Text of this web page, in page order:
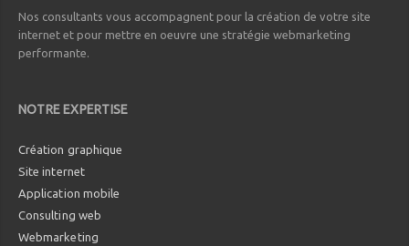
Nos consultants vous accompagnent pour la création de votre site
internet et pour mettre en oeuvre une stratégie webmarketing
performante.
NOTRE EXPERTISE
Création graphique
Site internet
Application mobile
Consulting web
Webmarketing